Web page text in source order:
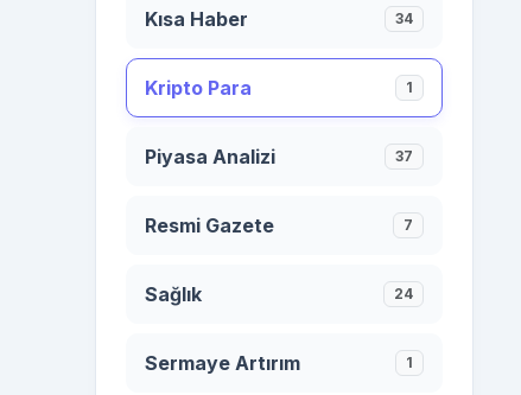
Kısa Haber 34
Kripto Para 1
Piyasa Analizi 37
Resmi Gazete 7
Sağlık 24
Sermaye Artırım 1